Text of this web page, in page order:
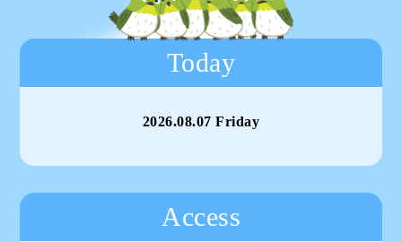
Today
2026.08.07 Friday
Access